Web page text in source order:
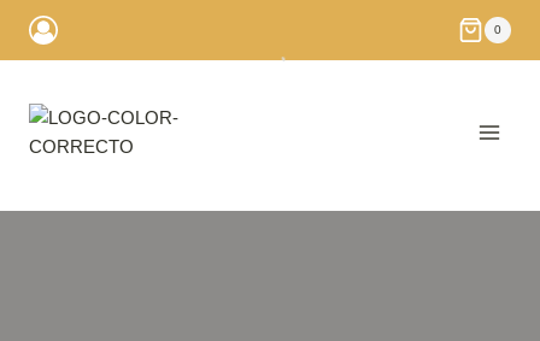
Saltar
0